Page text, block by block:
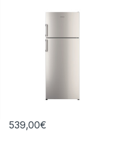
539,00€